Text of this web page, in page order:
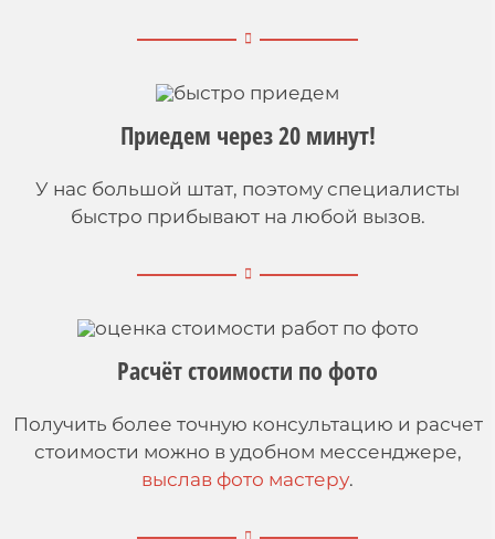
Приедем через 20 минут!
У нас большой штат, поэтому специалисты
быстро прибывают на любой вызов.
Расчёт стоимости по фото
Получить более точную консультацию и расчет
стоимости можно в удобном мессенджере,
выслав фото мастеру.